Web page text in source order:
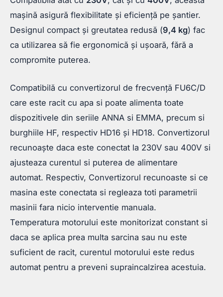
mașină asigură flexibilitate și eficiență pe șantier.
Designul compact și greutatea redusă (9,4 kg) fac
ca utilizarea să fie ergonomică și ușoară, fără a
compromite puterea.
Compatibilă cu convertizorul de frecvență FU6C/D
care este racit cu apa si poate alimenta toate
dispozitivele din seriile ANNA si EMMA, precum si
burghiile HF, respectiv HD16 și HD18. Convertizorul
recunoaște daca este conectat la 230V sau 400V si
ajusteaza curentul si puterea de alimentare
automat. Respectiv, Convertizorul recunoaste si ce
masina este conectata si regleaza toti parametrii
masinii fara nicio interventie manuala.
Temperatura motorului este monitorizat constant si
daca se aplica prea multa sarcina sau nu este
suficient de racit, curentul motorului este redus
automat pentru a preveni supraincalzirea acestuia.